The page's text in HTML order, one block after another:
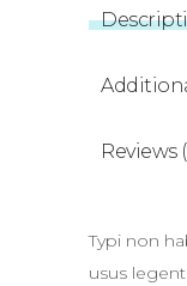
Reviews
Typi non
usus